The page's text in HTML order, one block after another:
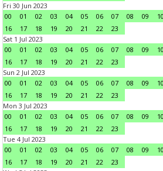
Fri 30 Jun 2023
00
01 02 03 04 05 06 07 08 09 10
16
17 18 19 20 21 22
23
Sat 1 Jul 2023
00
01 02 03 04 05 06 07 08 09 10
16
17 18 19 20 21 22
23
Sun 2 Jul 2023
00
01 02 03 04 05 06 07 08 09 10
16
17 18 19 20 21 22
23
Mon 3 Jul 2023
00
01 02 03 04 05 06 07 08 09 10
16
17 18 19 20 21 22
23
Tue 4 Jul 2023
00
01 02 03 04 05 06 07 08 09 10
16
17 18 19 20 21 22
23